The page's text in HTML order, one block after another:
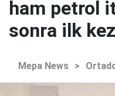
ham petrol
sonra ilk
Mepa News >